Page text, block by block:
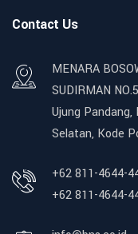
Contact Us
MENARA
SUDIRMAN
Ujung
Selatan, Kode
+62 811-4644-
+62 811-4644-